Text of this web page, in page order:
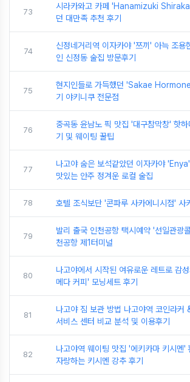
73
시라카와고 카페 'Hanamizuki
던 대만족 추천 후기
74
신정네거리역 이자카야 '쯔끼' 아늑 조용
인 신정동 술집 방문후기
75
현지인들로 가득했던 'Sakae
기 야키니쿠 전문점
76
중곡동 윤남노 픽 맛집 '대구참막창' 핫
기 및 웨이팅 꿀팁
77
나고야 숨은 보석같았던 이자카야
맛있는 안주 정겨운 로컬 술집
78 호텔 조식보단 '콘파루 사카에니시점' 사
79
발리 출국 인천공항 택시예약 '선일관광
천공항 제1터미널
80
나고야에서 시작된 여유로운 레트로 감
메다 커피' 모닝세트 후기
81
나고야 짐 보관 방법 나고야역 코인라커
서비스 센터 비교 분석 및 이용후기
82
나고야역 웨이팅 맛집 '에키카마 키시멘'
자랑하는 키시멘 강추 후기